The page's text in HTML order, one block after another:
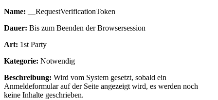
Name: __RequestVerificationToken
Dauer: Bis zum Beenden der Browsersession
Art: 1st Party
Kategorie: Notwendig
Beschreibung: Wird vom System gesetzt, sobald ein
Anmeldeformular auf der Seite angezeigt wird, es werden noch
keine Inhalte geschrieben.